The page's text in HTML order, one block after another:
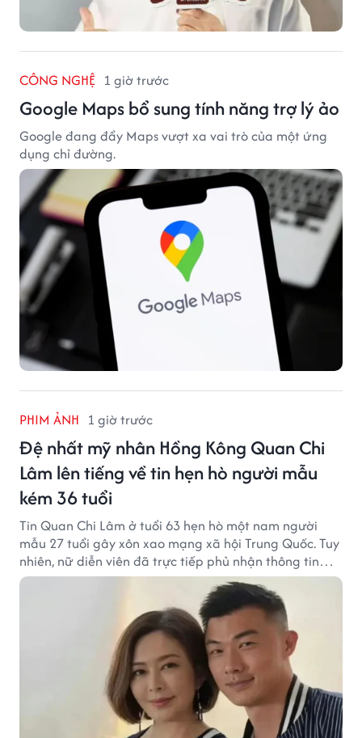
CÔNG NGHỆ 1 giờ trước
Google Maps bổ sung tính năng trợ lý ảo
Google đang đẩy Maps vượt xa vai trò của một ứng
dụng chỉ đường.
PHIM ẢNH 1 giờ trước
Đệ nhất mỹ nhân Hồng Kông Quan Chi
Lâm lên tiếng về tin hẹn hò người mẫu
kém 36 tuổi
Tin Quan Chi Lâm ở tuổi 63 hẹn hò một nam người
mẫu 27 tuổi gây xôn xao mạng xã hội Trung Quốc. Tuy
nhiên, nữ diễn viên đã trực tiếp phủ nhận thông tin
này.